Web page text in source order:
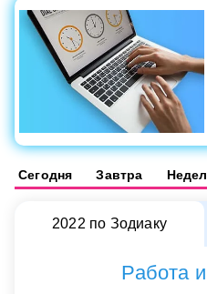
Сегодня Завтра
2022 по Зодиаку
Работа